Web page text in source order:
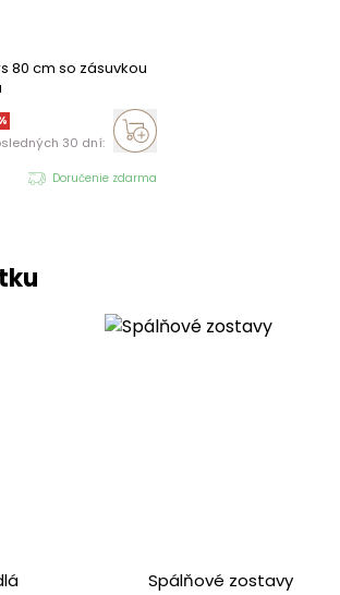
80 cm so zásuvkou
30 dní:
Doručenie zdarma
Spálňové zostavy